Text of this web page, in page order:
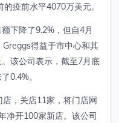
疫前水平4070万美元。
下降了9.2%，但自4月
得益于市中心和其
该公司表示，截至7月底
0.4%。
，关店11家，将门店网
净开100家新店。该公司